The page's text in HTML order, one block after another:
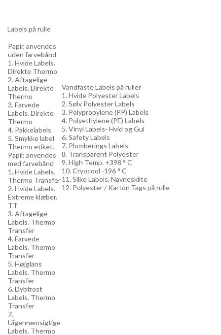
Labels på rulle
Papir, anvendes
uden farvebånd
1. Hvide Labels.
Direkte Thermo
2. Aftagelige
Labels. Direkte
Thermo
3. Farvede
Labels. Direkte
Thermo
4. Pakkelabels
5. Smykke label
Thermo etiket.
Papir, anvendes
med farvebånd
1. Hvide Labels.
Thermo Transfer
2. Hvide Labels.
Extreme klæber.
TT
3. Aftagelige
Labels. Thermo
Transfer
4. Farvede
Labels. Thermo
Transfer
5. Højglans
Labels. Thermo
Transfer
6. Dybfrost
Labels. Thermo
Transfer
7.
Uigennemsigtige
Labels. Thermo
Vandfaste Labels på ruller
1. Hvide Polyester Labels
2. Sølv Polyester Labels
3. Polypropylene (PP) Labels
4. Polyethylene (PE) Labels
5. Vinyl Labels- Hvid og Gul
6. Safety Labels
7. Plomberings Labels
8. Transparent Polyester
9. High Temp. +398 ° C
10. Cryocool -196 ° C
11. Silke Labels, Navneskilte
12. Polyester / Karton Tags på rulle